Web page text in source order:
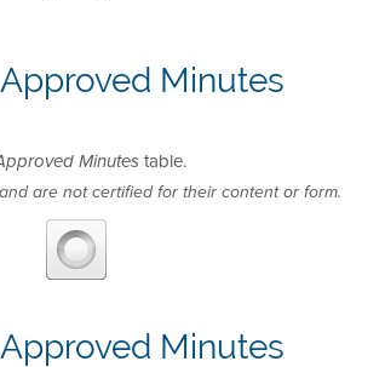
Minutes
Minutes table.
are not certified for their content or form.
Minutes